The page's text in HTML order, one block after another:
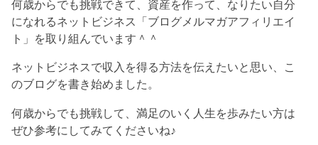
何歳からでも挑戦できて、資産を作って、なりたい自分
になれるネットビジネス「ブログメルマガアフィリエイ
ト」を取り組んでいます＾＾
ネットビジネスで収入を得る方法を伝えたいと思い、こ
のブログを書き始めました。
何歳からでも挑戦して、満足のいく人生を歩みたい方は
ぜひ参考にしてみてくださいね♪